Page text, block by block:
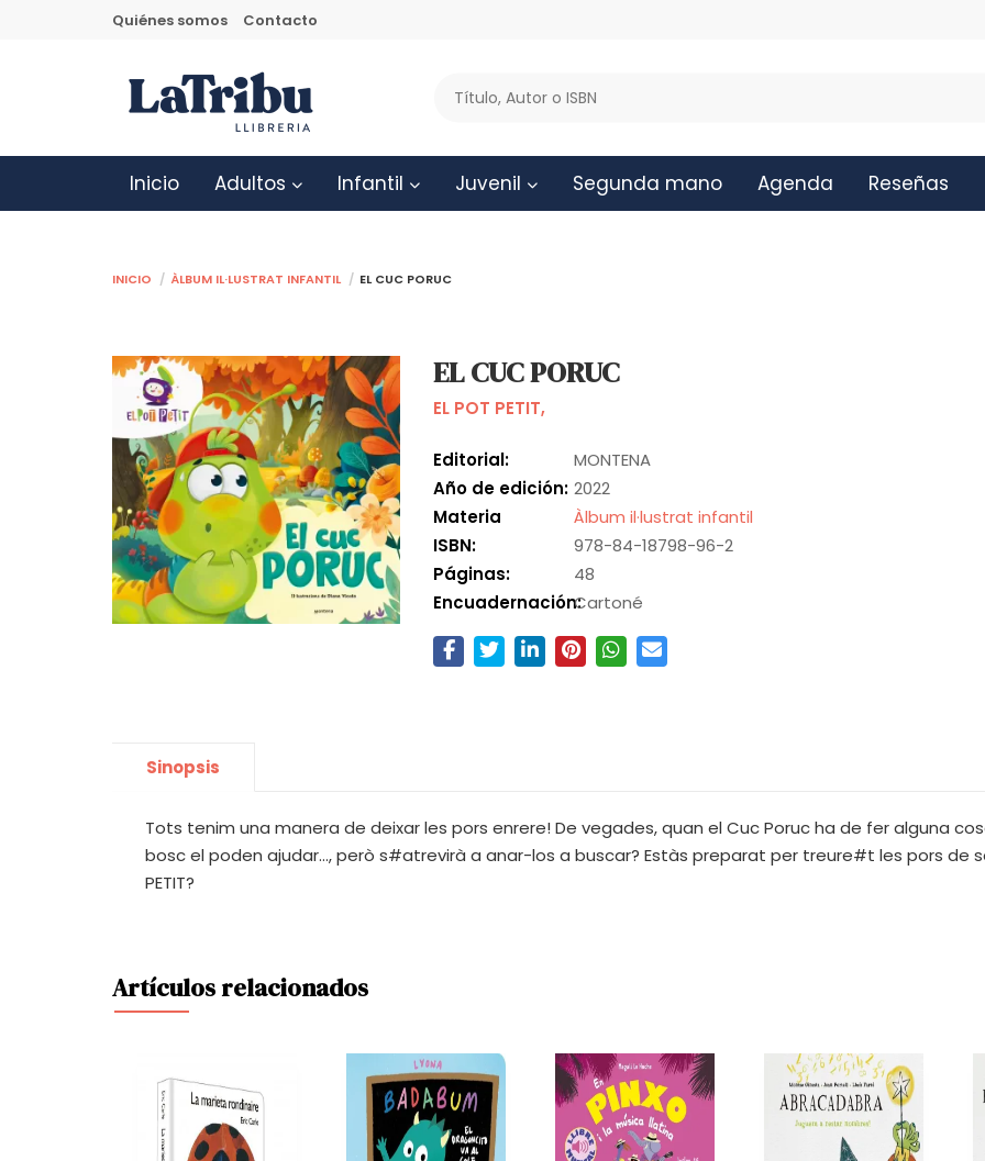
Quiénes somos Contacto
Inicio Adultos Infantil Juvenil Segunda mano Agenda Reseñas
Inicio Àlbum il·lustrat infantil EL CUC PORUC
EL CUC PORUC
EL POT PETIT,
Editorial:
MONTENA
Año de edición: 2022
Materia
Àlbum il·lustrat infantil
ISBN:
978-84-18798-96-2
Páginas:
48
Encuadernación:Cartoné
Sinopsis
Tots tenim una manera de deixar les pors enrere! De vegades, quan el Cuc Poruc ha de fer alguna
bosc el poden ajudar..., però s#atrevirà a anar-los a buscar? Estàs preparat per treure#t les pors de
PETIT?
Artículos relacionados